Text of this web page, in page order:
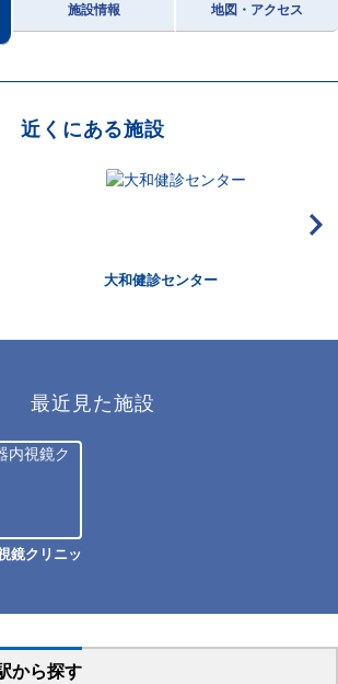
施設情報 地図・アクセス
近くにある施設
大和健診センター
最近見た施設
鏡クリニッ
から探す